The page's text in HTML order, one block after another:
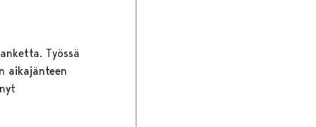
Työssä
aikajänteen